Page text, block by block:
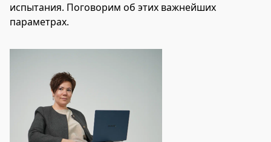
испытания. Поговорим об этих важнейших
параметрах.